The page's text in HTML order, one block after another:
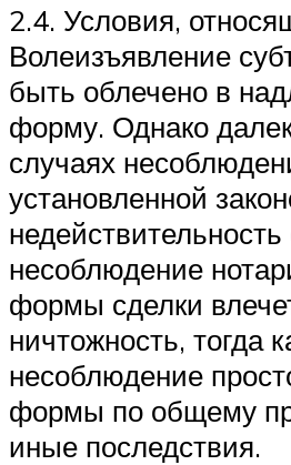
2.4. Условия,
Волеизъявление
быть облечено в
форму. Однако
случаях
установленной
недействительность
несоблюдение
формы сделки
ничтожность, тогда
несоблюдение
формы по общему
иные последствия.